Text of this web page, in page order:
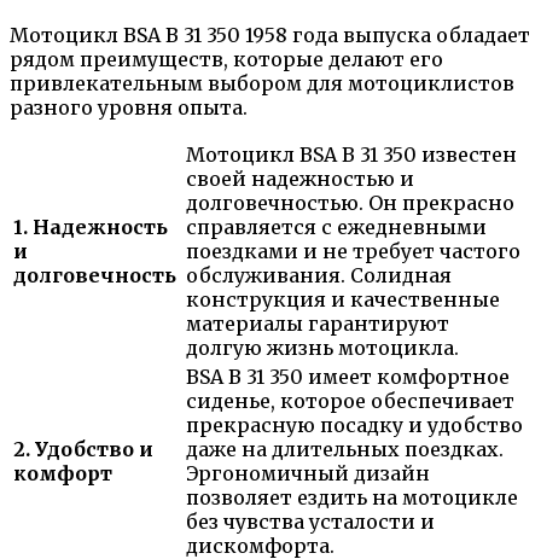
Мотоцикл BSA B 31 350 1958 года выпуска обладает
рядом преимуществ, которые делают его
привлекательным выбором для мотоциклистов
разного уровня опыта.
1. Надежность
и
долговечность
Мотоцикл BSA B 31 350 известен
своей надежностью и
долговечностью. Он прекрасно
справляется с ежедневными
поездками и не требует частого
обслуживания. Солидная
конструкция и качественные
материалы гарантируют
долгую жизнь мотоцикла.
2. Удобство и
комфорт
BSA B 31 350 имеет комфортное
сиденье, которое обеспечивает
прекрасную посадку и удобство
даже на длительных поездках.
Эргономичный дизайн
позволяет ездить на мотоцикле
без чувства усталости и
дискомфорта.